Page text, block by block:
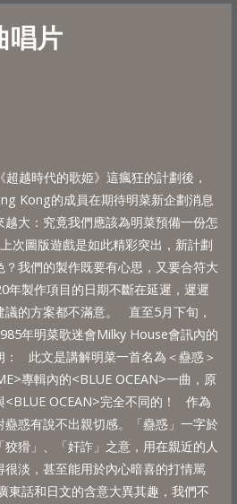
唱片
越時代的歌姫》這瘋狂的計劃後，
Kong的成員在期待明菜新企劃消息
大：究竟我們應該為明菜預備一份怎
次圖版遊戲是如此精彩突出，新計劃
我們的製作既要有心思，又要合符大
年製作項目的日期不斷在延遲，遲遲
的方案都不滿意。 直至5月下旬，
年明菜歌迷會Milky House會訊內的
： 此文是講解明菜一首名為＜蠱惑＞
專輯內的<BLUE OCEAN>一曲，原
<BLUE OCEAN>完全不同的！ 作為
惑有說不出親切感。「蠱惑」一字於
猾」、「奸詐」之意，用在親近的人
淡，甚至能用於內心暗喜的打情駡
東話和日文的含意大異其趣，我們不